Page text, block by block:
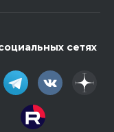
сетях